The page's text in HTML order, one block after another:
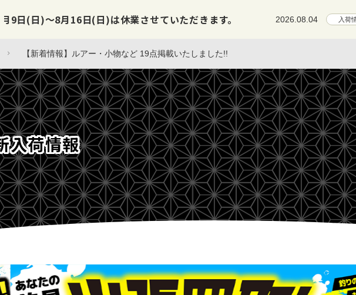
2026.08.04 入荷情報 【新着情報】ロッド・ルアー・小物など 45点掲載い
【新着情報】ルアー・小物など 19点掲載いたしました!!
入荷情報